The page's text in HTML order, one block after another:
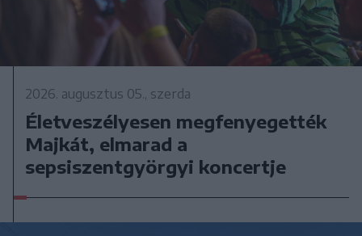
2026. augusztus 05., szerda
Életveszélyesen megfenyegették
Majkát, elmarad a
sepsiszentgyörgyi koncertje